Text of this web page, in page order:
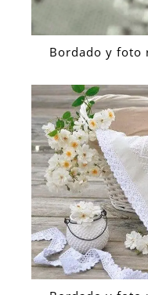
Bordado y foto